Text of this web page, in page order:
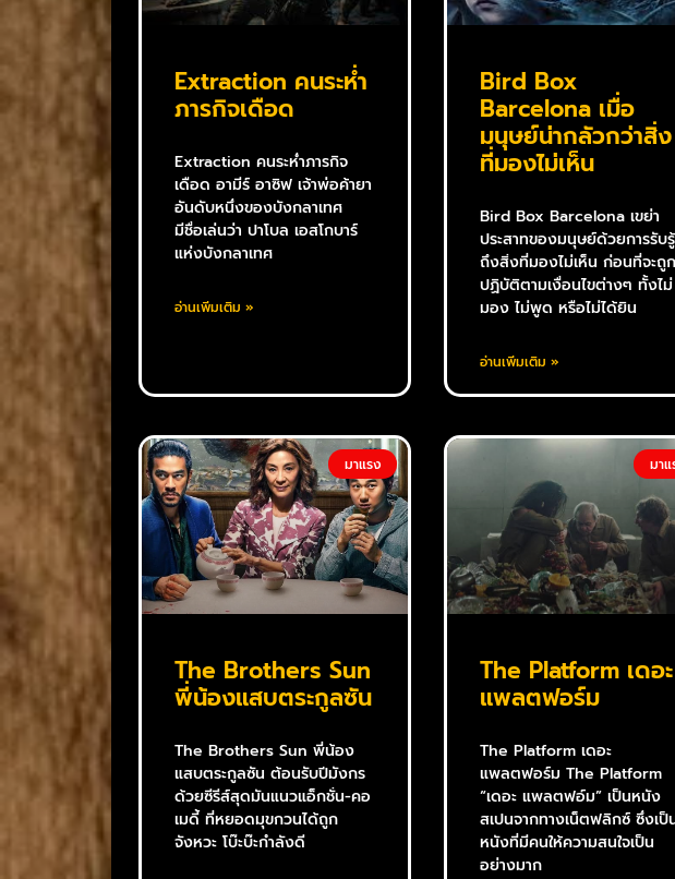
Extraction คนระห่ำ
ภารกิจเดือด
Extraction คนระห่ำภารกิจ
เดือด อามีร์ อาซิฟ เจ้าพ่อค้ายา
อันดับหนึ่งของบังกลาเทศ
มีชื่อเล่นว่า ปาโบล เอสโกบาร์
แห่งบังกลาเทศ
อ่านเพิ่มเติม »
Bird Box
Barcelona เมื่อ
มนุษย์น่ากลัวกว่าสิ่ง
ที่มองไม่เห็น
Bird Box Barcelona เขย่า
ประสาทของมนุษย์ด้วยการรับรู้
ถึงสิ่งที่มองไม่เห็น ก่อนที่จะถูก
ปฏิบัติตามเงื่อนไขต่างๆ ทั้งไม่
มอง ไม่พูด หรือไม่ได้ยิน
อ่านเพิ่มเติม »
มาแรง
The Brothers Sun
พี่น้องแสบตระกูลซัน
The Brothers Sun พี่น้อง
แสบตระกูลซัน ต้อนรับปีมังกร
ด้วยซีรีส์สุดมันแนวแอ็กชั่น-คอ
เมดี้ ที่หยอดมุขกวนได้ถูก
จังหวะ โบ๊ะบ๊ะกำลังดี
มาแ
The Platform เดอะ
แพลตฟอร์ม
The Platform เดอะ
แพลตฟอร์ม The Platform
“เดอะ แพลตฟอ์ม” เป็นหนัง
สเปนจากทางเน็ตฟลิกซ์ ซึ่งเป็
หนังที่มีคนให้ความสนใจเป็น
อย่างมาก